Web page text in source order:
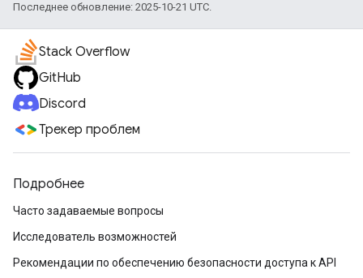
Последнее обновление: 2025-10-21 UTC.
Stack Overflow
GitHub
Discord
Трекер проблем
Подробнее
Часто задаваемые вопросы
Исследователь возможностей
Рекомендации по обеспечению безопасности доступа к API